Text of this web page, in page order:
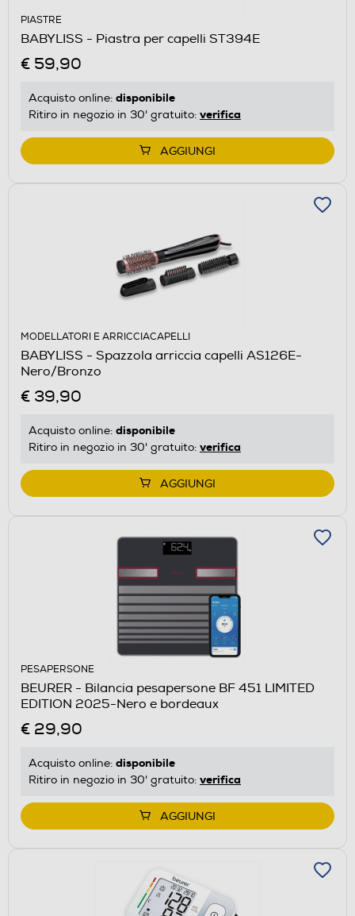
PIASTRE
BABYLISS - Piastra per capelli ST394E
€ 59,90
Acquisto online: disponibile
Ritiro in negozio in 30' gratuito: verifica
AGGIUNGI
MODELLATORI E ARRICCIACAPELLI
BABYLISS - Spazzola arriccia capelli AS126E-
Nero/Bronzo
€ 39,90
Acquisto online: disponibile
Ritiro in negozio in 30' gratuito: verifica
AGGIUNGI
PESAPERSONE
BEURER - Bilancia pesapersone BF 451 LIMITED
EDITION 2025-Nero e bordeaux
€ 29,90
Acquisto online: disponibile
Ritiro in negozio in 30' gratuito: verifica
AGGIUNGI